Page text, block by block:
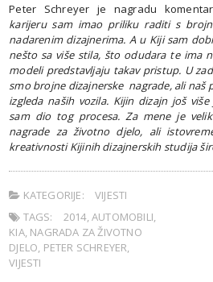
Peter Schreyer je nagradu
karijeru sam imao priliku raditi s
nadarenim dizajnerima. A u Kiji sam
nešto sa više stila, što odudara te ima
modeli predstavljaju takav pristup. U
smo brojne dizajnerske nagrade, ali naš
izgleda naših vozila. Kijin dizajn još
sam dio tog procesa. Za mene je
nagrade za životno djelo, ali
kreativnosti Kijinih dizajnerskih studija
KATEGORIJE:
VIJESTI
TAGS:
2014, AUTOMOBILI
KIA, NAGRADA ZA ŽIVOTNO
DJELO PETER SCHREYER
VIJESTI